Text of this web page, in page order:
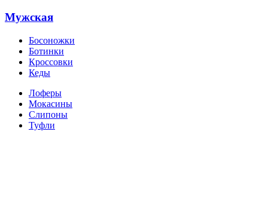
Мужская
Босоножки
Ботинки
Кроссовки
Кеды
Лоферы
Мокасины
Слипоны
Туфли